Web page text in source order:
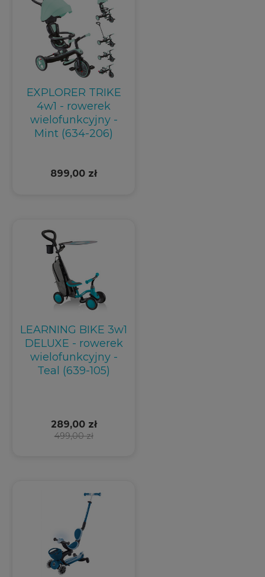
EXPLORER TRIKE
4w1 - rowerek
wielofunkcyjny -
Mint (634-206)
899,00 zł
LEARNING BIKE 3w1
DELUXE - rowerek
wielofunkcyjny -
Teal (639-105)
499,00 zł
289,00 zł